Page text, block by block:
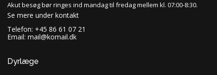
Akut besøg bør ringes ind mandag til fredag mellem kl. 07:00-8:30.
Se mere under kontakt
Telefon: +45 86 61 07 21
Email: mail@komail.dk
Dyrlæge